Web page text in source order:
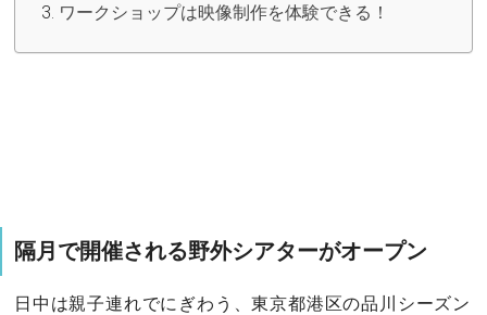
ワークショップは映像制作を体験できる！
隔月で開催される野外シアターがオープン
日中は親子連れでにぎわう、東京都港区の品川シーズン